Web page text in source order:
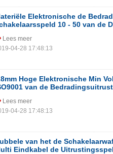
Elektronische de
10 - 50 van de
Lees meer
04-28 17:48:13
Hoge Elektronische Min
van de
Lees meer
04-28 17:48:13
van het de
Eindkabel de